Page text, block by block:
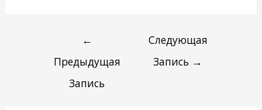
←
Предыдущая
Запись
Следующая
Запись →